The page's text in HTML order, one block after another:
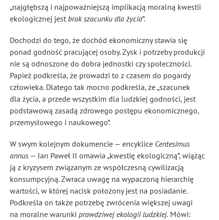
„najgłębszą i najpoważniejszą implikacją moralną kwestii
ekologicznej jest brak szacunku dla życia”.
Dochodzi do tego, że dochód ekonomiczny stawia się
ponad godność pracującej osoby. Zysk i potrzeby produkcji
nie są odnoszone do dobra jednostki czy społeczności.
Papież podkreśla, że prowadzi to z czasem do pogardy
człowieka. Dlatego tak mocno podkreśla, że „szacunek
dla życia, a przede wszystkim dla ludzkiej godności, jest
podstawową zasadą zdrowego postępu ekonomicznego,
przemysłowego i naukowego”.
W swym kolejnym dokumencie — encyklice Centesimus
annus — Jan Paweł II omawia „kwestię ekologiczną”, wiążąc
ją z kryzysem związanym ze współczesną cywilizacją
konsumpcyjną. Zwraca uwagę na wypaczoną hierarchię
wartości, w której nacisk położony jest na posiadanie.
Podkreśla on także potrzebę zwrócenia większej uwagi
na moralne warunki prawdziwej ekologii ludzkiej. Mówi: